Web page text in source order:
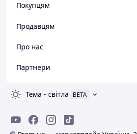
Покупцям
Продавцям
Про нас
Партнери
Тема - світла BETA